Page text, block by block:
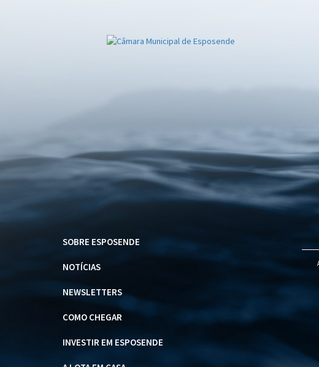
SOBRE ESPOSENDE
NOTÍCIAS
NEWSLETTERS
COMO CHEGAR
INVESTIR EM ESPOSENDE